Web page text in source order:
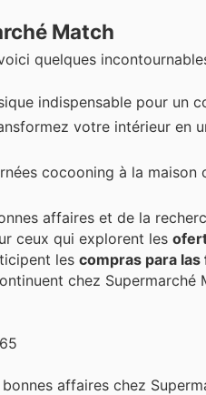
Match
quelques
indispensable pour un
votre intérieur en
cocooning à la
affaires et de la
ceux qui explorent les
les compras para las
chez Supermarché
affaires chez